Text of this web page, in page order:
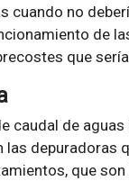
cuando no
de
que
caudal de
depuradoras
que